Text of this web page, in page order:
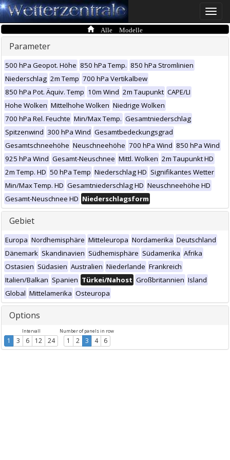
Toggle
Alle Modelle
Parameter
500 hPa Geopot. Höhe 850 hPa Temp. 850 hPa Stromlinien
Niederschlag 2m Temp 700 hPa Vertikalbew
850 hPa Pot. Äquiv. Temp 10m Wind 2m Taupunkt CAPE/LI
Hohe Wolken Mittelhohe Wolken Niedrige Wolken
700 hPa Rel. Feuchte Min/Max Temp. Gesamtniederschlag
Spitzenwind 300 hPa Wind Gesamtbedeckungsgrad
Gesamtschneehöhe Neuschneehöhe 700 hPa Wind 850 hPa Wind
925 hPa Wind Gesamt-Neuschnee Mittl. Wolken 2m Taupunkt HD
2m Temp. HD 50 hPa Temp Niederschlag HD Signifikantes Wetter
Min/Max Temp. HD Gesamtniederschlag HD Neuschneehöhe HD
Gesamt-Neuschnee HD Niederschlagsform
Gebiet
Europa Nordhemisphäre Mitteleuropa Nordamerika Deutschland
Dänemark Skandinavien Südhemisphäre Südamerika Afrika
Ostasien Südasien Australien Niederlande Frankreich
Italien/Balkan Spanien Türkei/Nahost Großbritannien Island
Global Mittelamerika Osteuropa
Options
Intervall
1 3 6 12 24
Number of panels in row
1 2 3 4 6